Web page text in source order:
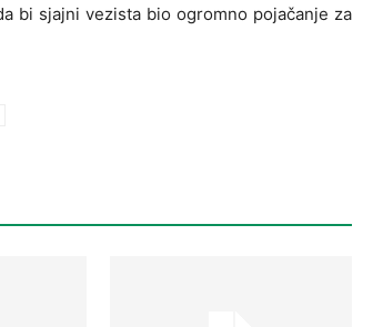
bi sjajni vezista bio ogromno pojačanje za